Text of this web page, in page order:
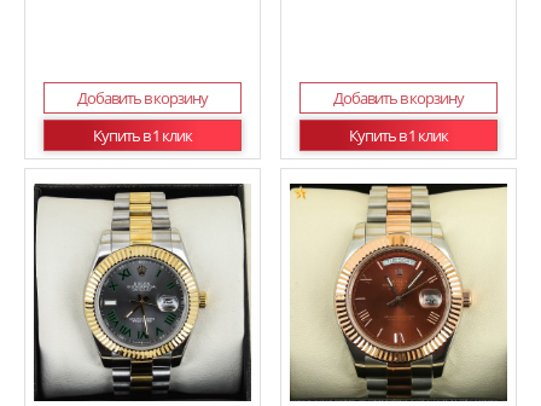
Добавить в корзину
Купить в 1 клик
Добавить в корзину
Купить в 1 клик